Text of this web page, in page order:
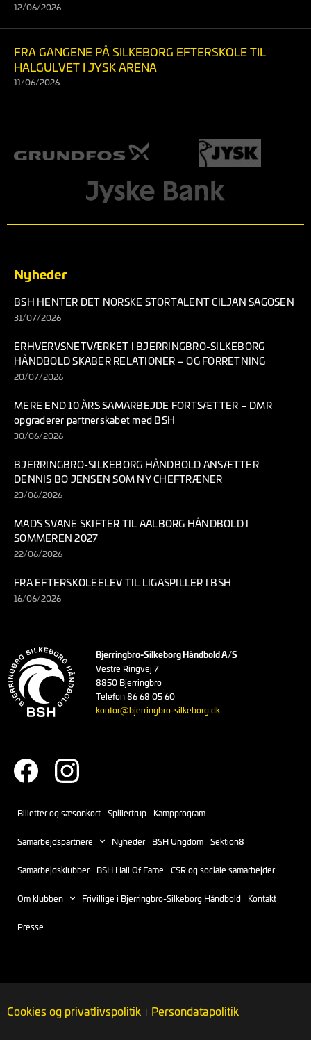
12/06/2026
FRA GANGENE PÅ SILKEBORG EFTERSKOLE TIL
HALGULVET I JYSK ARENA
11/06/2026
Nyheder
BSH HENTER DET NORSKE STORTALENT CILJAN SAGOSEN
31/07/2026
ERHVERVSNETVÆRKET I BJERRINGBRO-SILKEBORG
HÅNDBOLD SKABER RELATIONER – OG FORRETNING
20/07/2026
MERE END 10 ÅRS SAMARBEJDE FORTSÆTTER – DMR
opgraderer partnerskabet med BSH
30/06/2026
BJERRINGBRO-SILKEBORG HÅNDBOLD ANSÆTTER
DENNIS BO JENSEN SOM NY CHEFTRÆNER
23/06/2026
MADS SVANE SKIFTER TIL AALBORG HÅNDBOLD I
SOMMEREN 2027
22/06/2026
FRA EFTERSKOLEELEV TIL LIGASPILLER I BSH
16/06/2026
Bjerringbro-Silkeborg Håndbold A/S
Vestre Ringvej 7
8850 Bjerringbro
Telefon 86 68 05 60
kontor@bjerringbro-silkeborg.dk
Billetter og sæsonkort Spillertrup Kampprogram
Samarbejdspartnere Nyheder BSH Ungdom Sektion8
Samarbejdsklubber BSH Hall Of Fame CSR og sociale samarbejder
Om klubben Frivillige i Bjerringbro-Silkeborg Håndbold Kontakt
Presse
Cookies og privatlivspolitik | Persondatapolitik